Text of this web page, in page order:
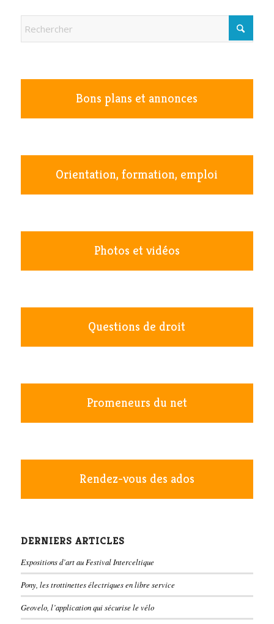
Bons plans et annonces
Orientation, formation, emploi
Photos et vidéos
Questions de droit
Promeneurs du net
Rendez-vous des ados
DERNIERS ARTICLES
Expositions d’art au Festival Interceltique
Pony, les trottinettes électriques en libre service
Geovelo, l’application qui sécurise le vélo